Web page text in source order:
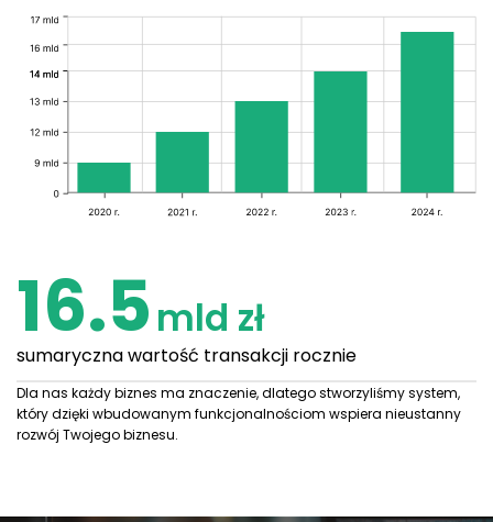
16.5mld zł
sumaryczna wartość transakcji rocznie
Dla nas każdy biznes ma znaczenie, dlatego stworzyliśmy system,
który dzięki wbudowanym funkcjonalnościom wspiera nieustanny
rozwój Twojego biznesu.